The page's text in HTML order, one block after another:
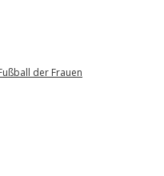
der Frauen